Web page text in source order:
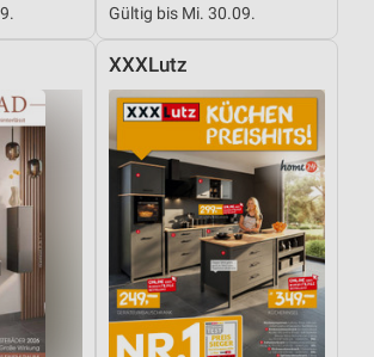
Gültig bis Mi. 30.09.
XXXLutz
(1 IAB-Anbieter)
Zugriff auf Informationen
Daten zur Auswahl von
für personalisierte
Profilen zur Auswahl